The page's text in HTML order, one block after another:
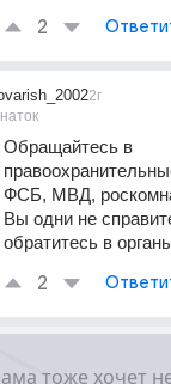
2
2г
Обращайтесь в
ФСБ, МВД,
Вы одни не
обратитесь в
2